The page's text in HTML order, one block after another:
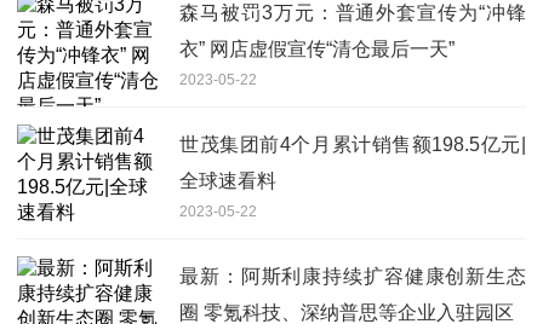
森马被罚3万元：普通外套宣传为“冲锋
衣” 网店虚假宣传“清仓最后一天”
2023-05-22
世茂集团前4个月累计销售额198.5亿元|
全球速看料
2023-05-22
最新：阿斯利康持续扩容健康创新生态
圈 零氪科技、深纳普思等企业入驻园区